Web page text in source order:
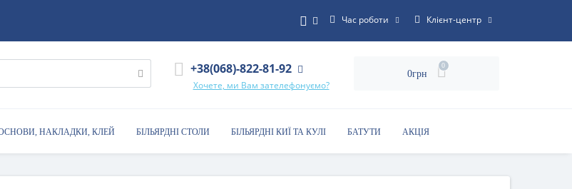
Час роботи Клієнт-центр
+38(068)-822-81-92
Хочете, ми Вам зателефонуємо?
0грн
0
НАКЛАДКИ, КЛЕЙ БІЛЬЯРДНІ СТОЛИ БІЛЬЯРДНІ КИЇ ТА КУЛІ БАТУТИ АКЦІЯ